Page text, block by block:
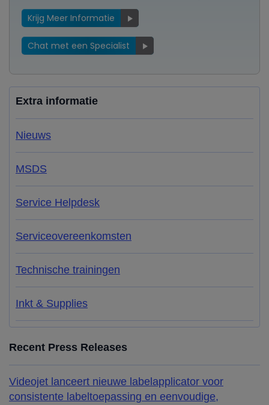
Krijg Meer Informatie
Chat met een Specialist
Extra informatie
Nieuws
MSDS
Service Helpdesk
Serviceovereenkomsten
Technische trainingen
Inkt & Supplies
Recent Press Releases
Videojet lanceert nieuwe labelapplicator voor
consistente labeltoepassing en eenvoudige,